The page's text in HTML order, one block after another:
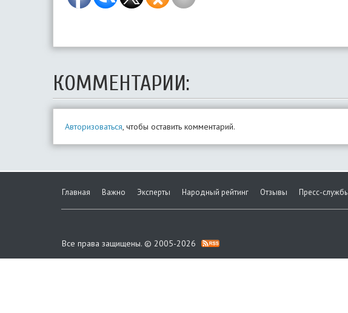
КОММЕНТАРИИ:
Авторизоваться, чтобы оставить комментарий.
Главная Важно Эксперты Народный рейтинг Отзывы Пресс-
Все права защищены. © 2005-2026